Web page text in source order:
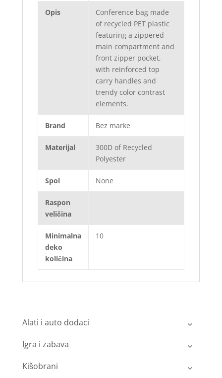
Opis
Conference bag made
of recycled PET plastic
featuring a zippered
main compartment and
front zipper pocket,
with reinforced top
carry handles and
trendy color contrast
elements.
Brand Bez marke
Materijal
300D of Recycled
Polyester
Spol None
Raspon
veličina
Minimalna
deko
količina
10
Alati i auto dodaci
Igra i zabava
Kišobrani